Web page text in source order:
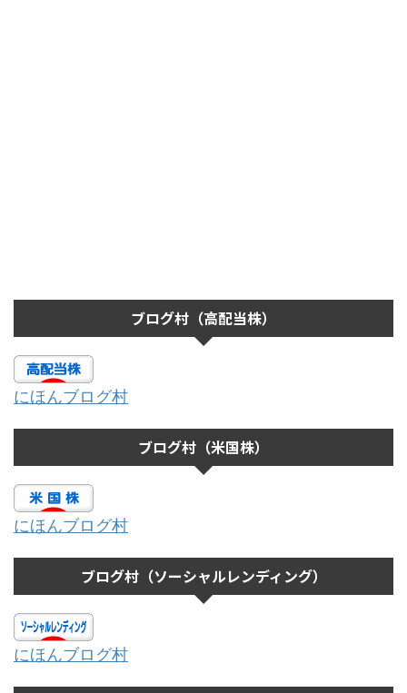
ブログ村（高配当株）
にほんブログ村
ブログ村（米国株）
にほんブログ村
ブログ村（ソーシャルレンディング）
にほんブログ村